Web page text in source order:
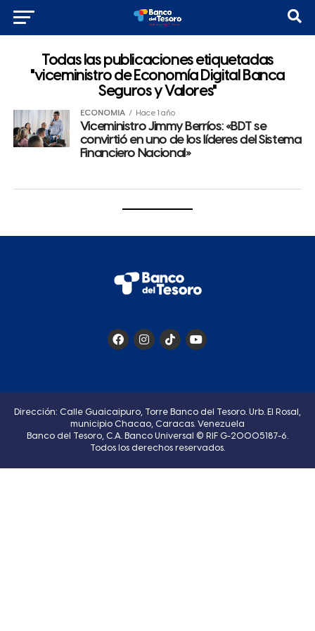
Todas las publicaciones etiquetadas
"viceministro de Economía Digital Banca
Seguros y Valores"
ECONOMÍA Hace 1 año
Viceministro Jimmy Berríos: «BDT se
convirtió en uno de los líderes del Sistema
Financiero Nacional»
Dirección: Calle Guaicaipuro, Torre Banco del Tesoro. Urb. El Rosal,
municipio Chacao, Caracas. Venezuela
Banco del Tesoro, C.A. Banco Universal © RIF G-20005187-6.
Todos los derechos reservados.